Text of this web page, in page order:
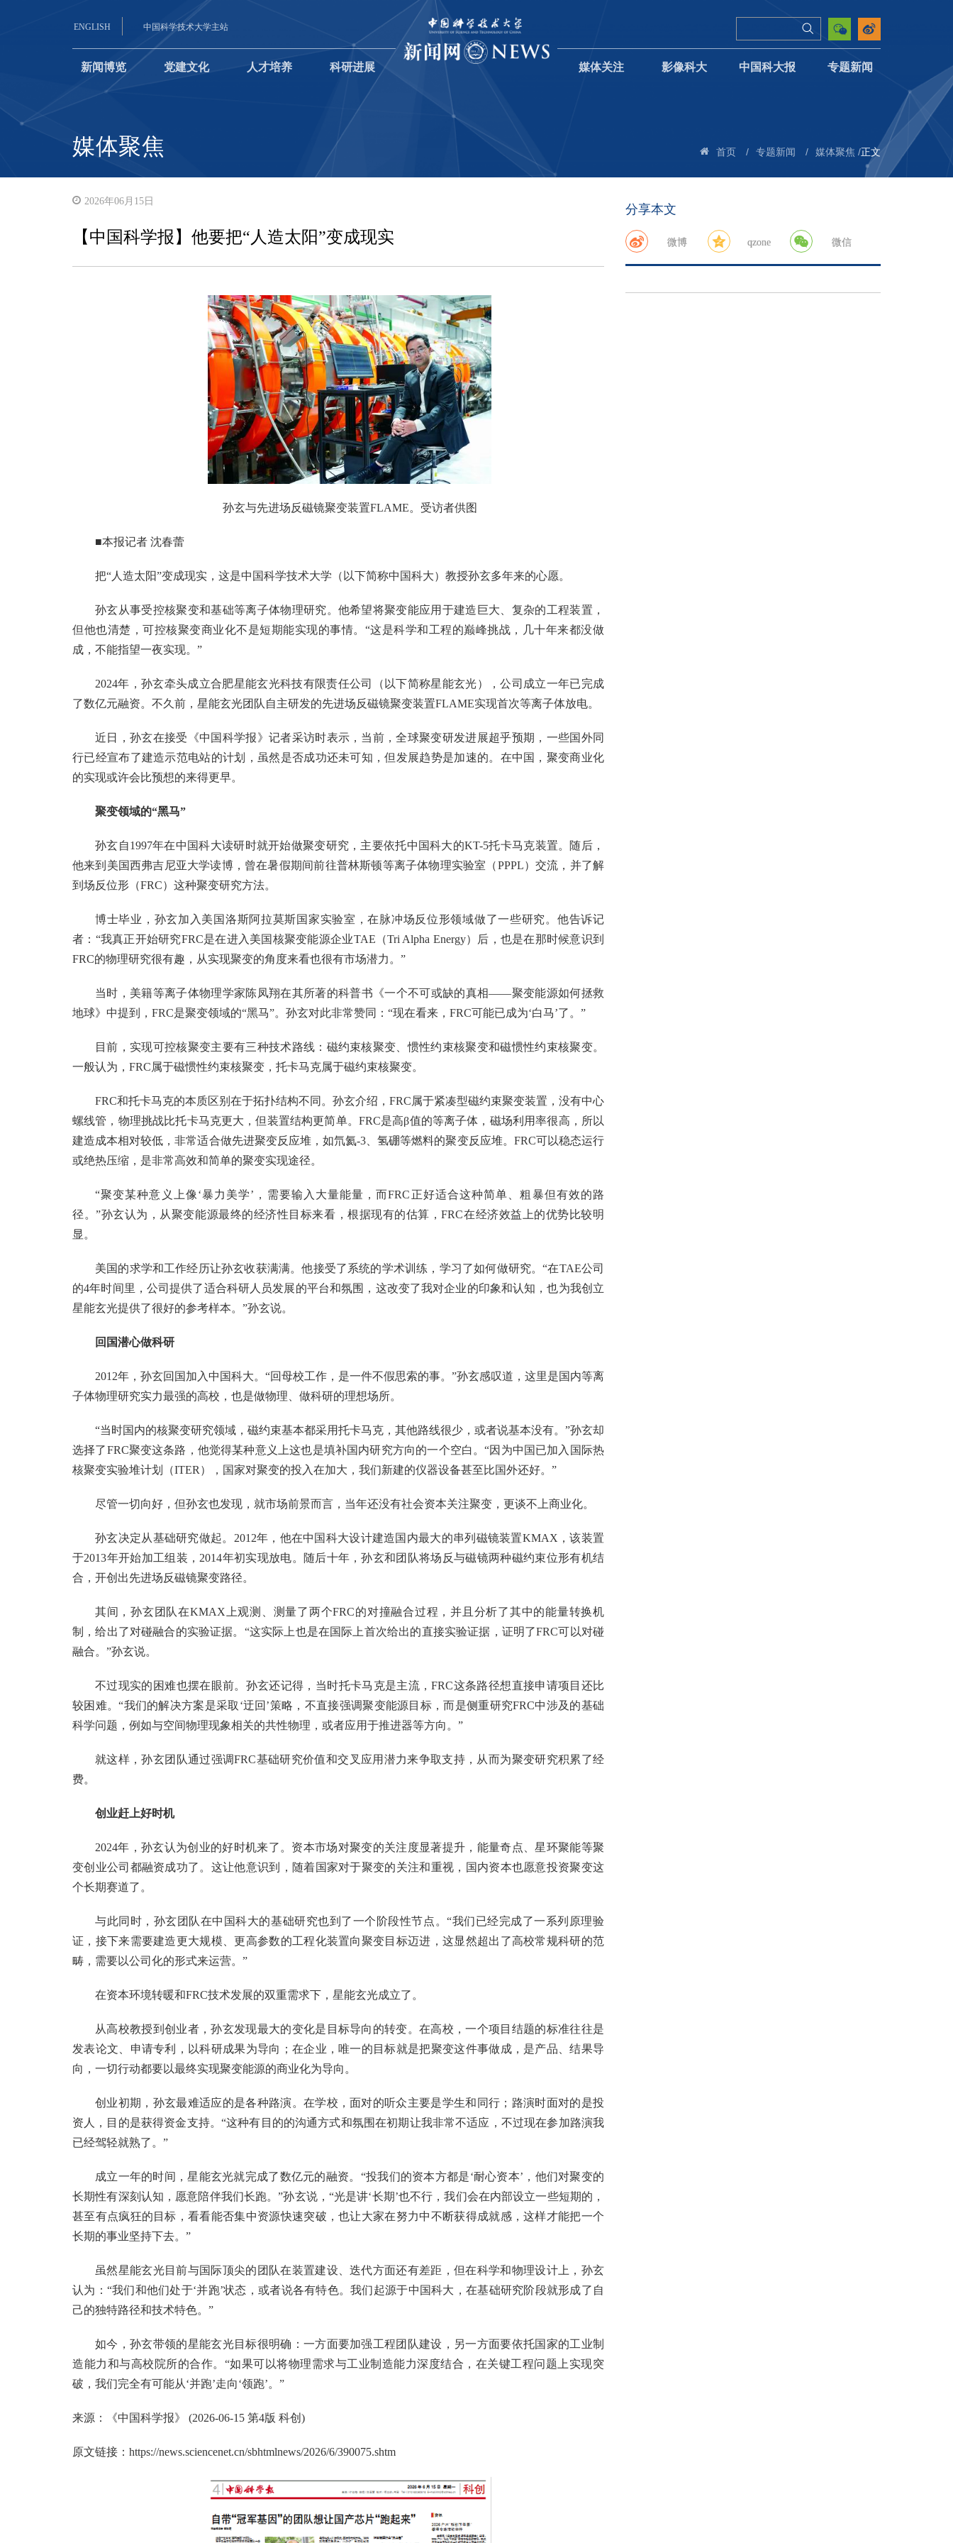
ENGLISH 中国科学技术大学主站
新闻博览 党建文化 人才培养 科研进展 媒体关注 影像科大 中国科大报 专题新闻
媒体聚焦 首页 / 专题新闻 / 媒体聚焦 /正文
2026年06月15日
【中国科学报】他要把“人造太阳”变成现实
孙玄与先进场反磁镜聚变装置FLAME。受访者供图
■本报记者 沈春蕾
把“人造太阳”变成现实，这是中国科学技术大学（以下简称中国科大）教授孙玄多年来的心愿。
孙玄从事受控核聚变和基础等离子体物理研究。他希望将聚变能应用于建造巨大、复杂的工程装置，
但他也清楚，可控核聚变商业化不是短期能实现的事情。“这是科学和工程的巅峰挑战，几十年来都没做
成，不能指望一夜实现。”
2024年，孙玄牵头成立合肥星能玄光科技有限责任公司（以下简称星能玄光），公司成立一年已完成
了数亿元融资。不久前，星能玄光团队自主研发的先进场反磁镜聚变装置FLAME实现首次等离子体放电。
近日，孙玄在接受《中国科学报》记者采访时表示，当前，全球聚变研发进展超乎预期，一些国外同
行已经宣布了建造示范电站的计划，虽然是否成功还未可知，但发展趋势是加速的。在中国，聚变商业化
的实现或许会比预想的来得更早。
聚变领域的“黑马”
孙玄自1997年在中国科大读研时就开始做聚变研究，主要依托中国科大的KT-5托卡马克装置。随后，
他来到美国西弗吉尼亚大学读博，曾在暑假期间前往普林斯顿等离子体物理实验室（PPPL）交流，并了解
到场反位形（FRC）这种聚变研究方法。
博士毕业，孙玄加入美国洛斯阿拉莫斯国家实验室，在脉冲场反位形领域做了一些研究。他告诉记
者：“我真正开始研究FRC是在进入美国核聚变能源企业TAE（Tri Alpha Energy）后，也是在那时候意识到
FRC的物理研究很有趣，从实现聚变的角度来看也很有市场潜力。”
当时，美籍等离子体物理学家陈凤翔在其所著的科普书《一个不可或缺的真相——聚变能源如何拯救
地球》中提到，FRC是聚变领域的“黑马”。孙玄对此非常赞同：“现在看来，FRC可能已成为‘白马’了。”
目前，实现可控核聚变主要有三种技术路线：磁约束核聚变、惯性约束核聚变和磁惯性约束核聚变。
一般认为，FRC属于磁惯性约束核聚变，托卡马克属于磁约束核聚变。
FRC和托卡马克的本质区别在于拓扑结构不同。孙玄介绍，FRC属于紧凑型磁约束聚变装置，没有中心
螺线管，物理挑战比托卡马克更大，但装置结构更简单。FRC是高β值的等离子体，磁场利用率很高，所以
建造成本相对较低，非常适合做先进聚变反应堆，如氘氦-3、氢硼等燃料的聚变反应堆。FRC可以稳态运行
或绝热压缩，是非常高效和简单的聚变实现途径。
“聚变某种意义上像‘暴力美学’，需要输入大量能量，而FRC正好适合这种简单、粗暴但有效的路
径。”孙玄认为，从聚变能源最终的经济性目标来看，根据现有的估算，FRC在经济效益上的优势比较明
显。
美国的求学和工作经历让孙玄收获满满。他接受了系统的学术训练，学习了如何做研究。“在TAE公司
的4年时间里，公司提供了适合科研人员发展的平台和氛围，这改变了我对企业的印象和认知，也为我创立
星能玄光提供了很好的参考样本。”孙玄说。
回国潜心做科研
2012年，孙玄回国加入中国科大。“回母校工作，是一件不假思索的事。”孙玄感叹道，这里是国内等离
子体物理研究实力最强的高校，也是做物理、做科研的理想场所。
“当时国内的核聚变研究领域，磁约束基本都采用托卡马克，其他路线很少，或者说基本没有。”孙玄却
选择了FRC聚变这条路，他觉得某种意义上这也是填补国内研究方向的一个空白。“因为中国已加入国际热
核聚变实验堆计划（ITER），国家对聚变的投入在加大，我们新建的仪器设备甚至比国外还好。”
尽管一切向好，但孙玄也发现，就市场前景而言，当年还没有社会资本关注聚变，更谈不上商业化。
孙玄决定从基础研究做起。2012年，他在中国科大设计建造国内最大的串列磁镜装置KMAX，该装置
于2013年开始加工组装，2014年初实现放电。随后十年，孙玄和团队将场反与磁镜两种磁约束位形有机结
合，开创出先进场反磁镜聚变路径。
其间，孙玄团队在KMAX上观测、测量了两个FRC的对撞融合过程，并且分析了其中的能量转换机
制，给出了对碰融合的实验证据。“这实际上也是在国际上首次给出的直接实验证据，证明了FRC可以对碰
融合。”孙玄说。
不过现实的困难也摆在眼前。孙玄还记得，当时托卡马克是主流，FRC这条路径想直接申请项目还比
较困难。“我们的解决方案是采取‘迂回’策略，不直接强调聚变能源目标，而是侧重研究FRC中涉及的基础
科学问题，例如与空间物理现象相关的共性物理，或者应用于推进器等方向。”
就这样，孙玄团队通过强调FRC基础研究价值和交叉应用潜力来争取支持，从而为聚变研究积累了经
费。
创业赶上好时机
2024年，孙玄认为创业的好时机来了。资本市场对聚变的关注度显著提升，能量奇点、星环聚能等聚
变创业公司都融资成功了。这让他意识到，随着国家对于聚变的关注和重视，国内资本也愿意投资聚变这
个长期赛道了。
与此同时，孙玄团队在中国科大的基础研究也到了一个阶段性节点。“我们已经完成了一系列原理验
证，接下来需要建造更大规模、更高参数的工程化装置向聚变目标迈进，这显然超出了高校常规科研的范
畴，需要以公司化的形式来运营。”
在资本环境转暖和FRC技术发展的双重需求下，星能玄光成立了。
从高校教授到创业者，孙玄发现最大的变化是目标导向的转变。在高校，一个项目结题的标准往往是
发表论文、申请专利，以科研成果为导向；在企业，唯一的目标就是把聚变这件事做成，是产品、结果导
向，一切行动都要以最终实现聚变能源的商业化为导向。
创业初期，孙玄最难适应的是各种路演。在学校，面对的听众主要是学生和同行；路演时面对的是投
资人，目的是获得资金支持。“这种有目的的沟通方式和氛围在初期让我非常不适应，不过现在参加路演我
已经驾轻就熟了。”
成立一年的时间，星能玄光就完成了数亿元的融资。“投我们的资本方都是‘耐心资本’，他们对聚变的
长期性有深刻认知，愿意陪伴我们长跑。”孙玄说，“光是讲‘长期’也不行，我们会在内部设立一些短期的，
甚至有点疯狂的目标，看看能否集中资源快速突破，也让大家在努力中不断获得成就感，这样才能把一个
长期的事业坚持下去。”
虽然星能玄光目前与国际顶尖的团队在装置建设、迭代方面还有差距，但在科学和物理设计上，孙玄
认为：“我们和他们处于‘并跑’状态，或者说各有特色。我们起源于中国科大，在基础研究阶段就形成了自
己的独特路径和技术特色。”
如今，孙玄带领的星能玄光目标很明确：一方面要加强工程团队建设，另一方面要依托国家的工业制
造能力和与高校院所的合作。“如果可以将物理需求与工业制造能力深度结合，在关键工程问题上实现突
破，我们完全有可能从‘并跑’走向‘领跑’。”
来源：《中国科学报》 (2026-06-15 第4版 科创)
原文链接： https://news.sciencenet.cn/sbhtmlnews/2026/6/390075.shtm
分享本文
微博 qzone 微信